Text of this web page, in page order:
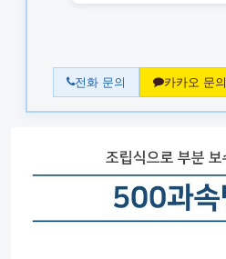
전화 문의 카카오 문의